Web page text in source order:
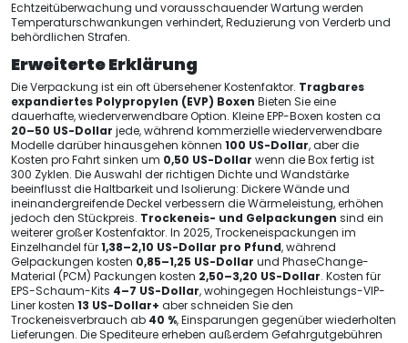
Echtzeitüberwachung und vorausschauender Wartung werden
Temperaturschwankungen verhindert, Reduzierung von Verderb und
behördlichen Strafen.
Erweiterte Erklärung
Die Verpackung ist ein oft übersehener Kostenfaktor. Tragbares
expandiertes Polypropylen (EVP) Boxen Bieten Sie eine
dauerhafte, wiederverwendbare Option. Kleine EPP-Boxen kosten ca
20–50 US-Dollar jede, während kommerzielle wiederverwendbare
Modelle darüber hinausgehen können 100 US-Dollar, aber die
Kosten pro Fahrt sinken um 0,50 US-Dollar wenn die Box fertig ist
300 Zyklen. Die Auswahl der richtigen Dichte und Wandstärke
beeinflusst die Haltbarkeit und Isolierung: Dickere Wände und
ineinandergreifende Deckel verbessern die Wärmeleistung, erhöhen
jedoch den Stückpreis. Trockeneis- und Gelpackungen sind ein
weiterer großer Kostenfaktor. In 2025, Trockeneispackungen im
Einzelhandel für1,38–2,10 US-Dollar pro Pfund, während
Gelpackungen kosten 0,85–1,25 US-Dollar und PhaseChange-
Material (PCM) Packungen kosten 2,50–3,20 US-Dollar. Kosten für
EPS-Schaum-Kits 4–7 US-Dollar, wohingegen Hochleistungs-VIP-
Liner kosten 13 US-Dollar+ aber schneiden Sie den
Trockeneisverbrauch ab 40 %, Einsparungen gegenüber wiederholten
Lieferungen. Die Spediteure erheben außerdem Gefahrgutgebühren